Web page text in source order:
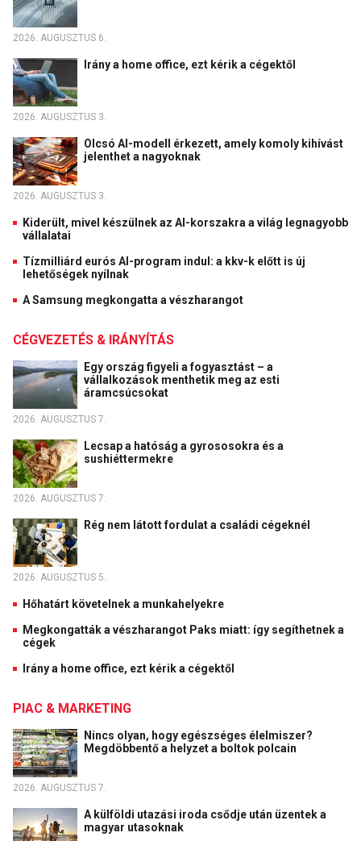
2026. AUGUSZTUS 6.
Irány a home office, ezt kérik a cégektől
2026. AUGUSZTUS 3.
Olcsó AI-modell érkezett, amely komoly kihívást
jelenthet a nagyoknak
2026. AUGUSZTUS 3.
Kiderült, mivel készülnek az AI-korszakra a világ legnagyobb
vállalatai
Tízmilliárd eurós AI-program indul: a kkv-k előtt is új
lehetőségek nyílnak
A Samsung megkongatta a vészharangot
CÉGVEZETÉS & IRÁNYÍTÁS
Egy ország figyeli a fogyasztást – a
vállalkozások menthetik meg az esti
áramcsúcsokat
2026. AUGUSZTUS 7.
Lecsap a hatóság a gyrososokra és a
sushiéttermekre
2026. AUGUSZTUS 7.
Rég nem látott fordulat a családi cégeknél
2026. AUGUSZTUS 5.
Hőhatárt követelnek a munkahelyekre
Megkongatták a vészharangot Paks miatt: így segíthetnek a
cégek
Irány a home office, ezt kérik a cégektől
PIAC & MARKETING
Nincs olyan, hogy egészséges élelmiszer?
Megdöbbentő a helyzet a boltok polcain
2026. AUGUSZTUS 7.
A külföldi utazási iroda csődje után üzentek a
magyar utasoknak